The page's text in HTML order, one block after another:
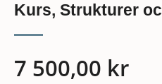
Kurs, Strukturer
7 500,00 kr